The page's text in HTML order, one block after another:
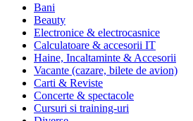
Bani
Beauty
Electronice & electrocasnice
Calculatoare & accesorii IT
Haine, Incaltaminte & Accesorii
Vacante (cazare, bilete de avion)
Carti & Reviste
Concerte & spectacole
Cursuri si training-uri